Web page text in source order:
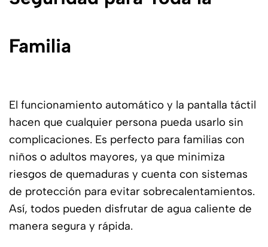
Familia
El funcionamiento automático y la pantalla táctil
hacen que cualquier persona pueda usarlo sin
complicaciones. Es perfecto para familias con
niños o adultos mayores, ya que minimiza
riesgos de quemaduras y cuenta con sistemas
de protección para evitar sobrecalentamientos.
Así, todos pueden disfrutar de agua caliente de
manera segura y rápida.